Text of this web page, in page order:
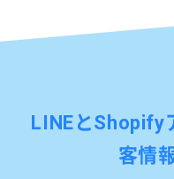
LINEとShopify
客情